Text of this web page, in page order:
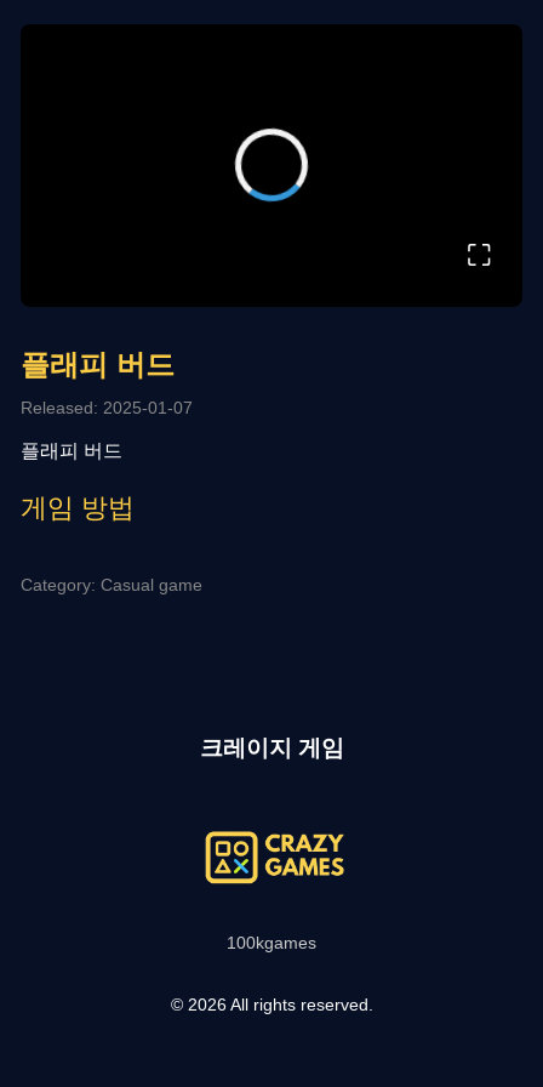
⛶
플래피 버드
Released: 2025-01-07
플래피 버드
게임 방법
Category: Casual game
크레이지 게임
100kgames
© 2026 All rights reserved.